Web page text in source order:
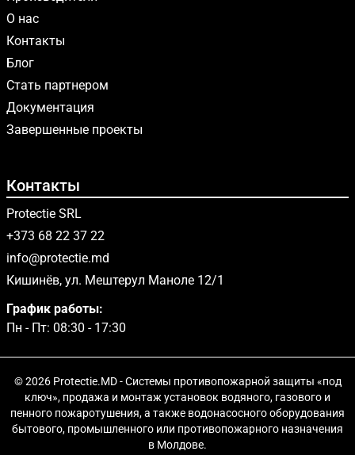
О нас
Контакты
Блог
Стать партнером
Документация
Завершенные проекты
Контакты
Protectie SRL
+373 68 22 37 22
info@protectie.md
Кишинёв, ул. Мештерул Маноле 12/1
График работы:
Пн - Пт: 08:30 - 17:30
© 2026 Protectie.MD - Системы противопожарной защиты «под
ключ», продажа и монтаж установок водяного, газового и
пенного пожаротушения, а также водонасосного оборудования
бытового, промышленного или противопожарного назначения
в Молдове.